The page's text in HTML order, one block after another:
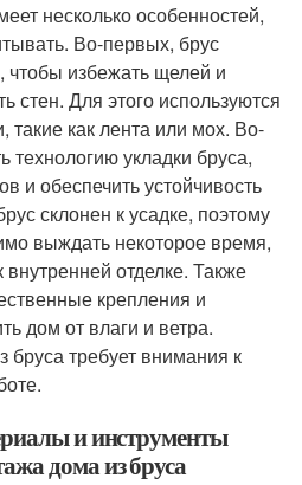
несколько особенностей,
Во-первых, брус
чтобы избежать щелей и
стен. Для этого используются
как лента или мох. Во-
технологию укладки бруса,
и обеспечить устойчивость
склонен к усадке, поэтому
выждать некоторое время,
отделке. Также
крепления и
дом от влаги и ветра.
требует внимания к
и инструменты
дома из бруса